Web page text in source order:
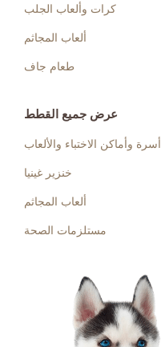
كرات وألعاب الجلب
ألعاب المجاثم
طعام جاف
عرض جميع القطط
أسرة وأماكن الاختباء والألعاب
خنزير غينيا
ألعاب المجاثم
مستلزمات الصحة